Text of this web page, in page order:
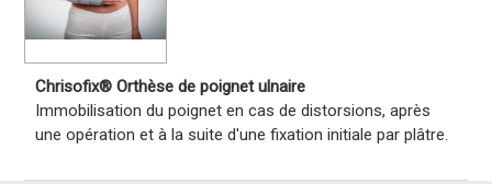
Chrisofix® Orthèse de poignet ulnaire
Immobilisation du poignet en cas de distorsions, après
une opération et à la suite d'une fixation initiale par plâtre.